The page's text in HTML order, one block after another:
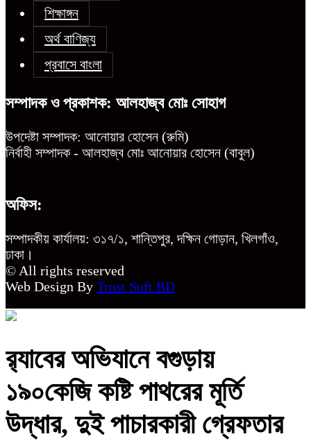
শিক্ষাঙ্গন
অর্থ বাণিজ্য
প্রবাসে বাংলা
সম্পাদক ও প্রকাশক: আলহাজ্ব মোঃ সোহাগ
উপদেষ্টা সম্পাদক: আনোয়ার হোসেন (রুমি)
নির্বাহী সম্পাদক - আলহাজ্ব মোঃ আনোয়ার হোসেন (বাবুল)
অফিস:
সম্পাদকীয় কার্যালয়: ৩১৭/১, শান্তিপুর, দক্ষিন গোড়ান, খিলগাঁও,
ঢাকা।
© All rights reserved
Web Design By Trust Soft BD
র‍্যাবের অভিযানে বগুড়ায়
১৯০কেজি কষ্টি পাথরের মূর্তি
উদ্ধার, দুই পাচারকারী গ্রেফতার